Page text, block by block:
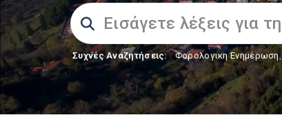
Συχνές Αναζητήσεις: Φορολογικη Ενημέρωση,